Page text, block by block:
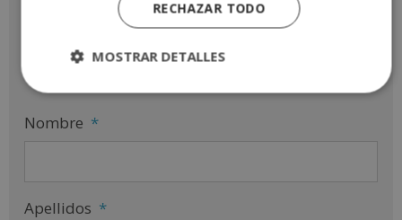
Solicita más información
Nombre *
Apellidos *
RECHAZAR TODO
MOSTRAR DETALLES